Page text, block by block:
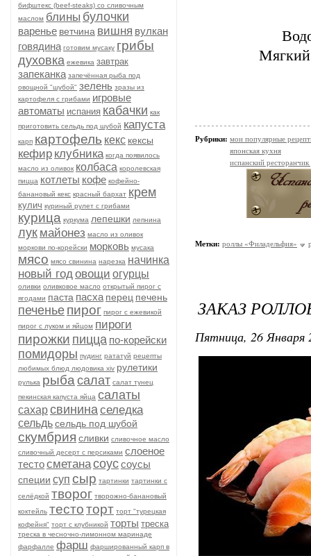
бифштекс (beef-stеаks) со сливочным
маслом блины булочки
варенье ветчина вишня вулкан
говядина готовим мусаку грибы
духовка ежевика завтрак
запеканка запечённая рыба под
овощной "шубой" зелень зразы из
картофеля с грибами игровые
автоматы испания кабачки как
приготовить сельдь под шубой капуста
карп картофель кекс кексы
кефир клубника когда появилось
масло из оливок колбаса королевская
пицца котлеты кофе кофейно-
банановый кекс красный бархат крем
кулич куриный рулет с грибами
курица куркума лепешки лепнина
лук майонез масло из оливок
моркови по-корейски морковь мусака
мясо мясо свинина нарезка начинка
новый годовощи огурцы
оливки оливковое масло открытый пирог с
ягодами паста пасха перец печень
печенье пирог пирог с ежевикой
пирог с луком и яйцом пироги
пирожки пицца по-корейски
помидоры пудинг рататуй рецепты
любимых блюд людовика xiv рулетики
рулька рыба салат салат тунец
пекинская капуста яйца салаты
сахарсвининаселедка
сельдьсельдь под шубой
скумбрия сливки сливочное масло
сливочный десерт с персиками слоеное
тестосметанасоуссоусы
специи суп сыр тартинки тартинки с
селёдкой творог творожно-банановый
коктейль тестоторт торт "турецкая
кофейня" торт с клубникой торты треска
треска в чесночно-лимонном маринаде
фарфалле фарш фаршированный карп в
Рубрики: мои популярные
японская кухня
испанский
Метки: роллы «Филадельфия»
ЗАКАЗ
Пятница, 26 Января